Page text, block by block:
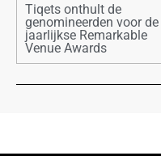
Tiqets onthult de
genomineerden voor de
jaarlijkse Remarkable
Venue Awards